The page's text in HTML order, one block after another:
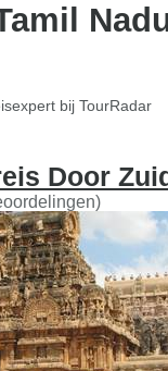
bij TourRadar
Door